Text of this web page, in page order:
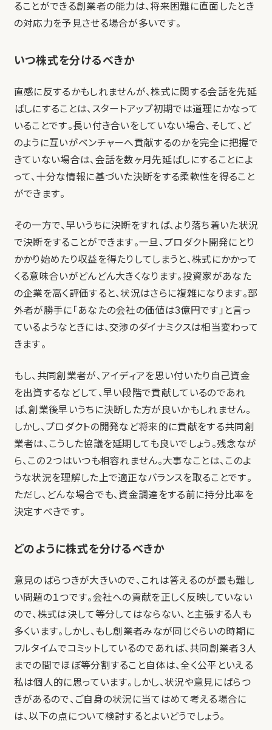
ることができる創業者の能力は、将来困難に直面したとき
の対応力を予見させる場合が多いです。
いつ株式を分けるべきか
直感に反するかもしれませんが、株式に関する会話を先延
ばしにすることは、スタートアップ初期では道理にかなって
いることです。長い付き合いをしていない場合、そして、ど
のように互いがベンチャーへ貢献するのかを完全に把握で
きていない場合は、会話を数ヶ月先延ばしにすることによ
って、十分な情報に基づいた決断をする柔軟性を得ること
ができます。
その一方で、早いうちに決断をすれば、より落ち着いた状況
で決断をすることができます。一旦、プロダクト開発にとり
かかり始めたり収益を得たりしてしまうと、株式にかかって
くる意味合いがどんどん大きくなります。投資家があなた
の企業を高く評価すると、状況はさらに複雑になります。部
外者が勝手に「あなたの会社の価値は3億円です」と言っ
ているようなときには、交渉のダイナミクスは相当変わって
きます。
もし、共同創業者が、アイディアを思い付いたり自己資金
を出資するなどして、早い段階で貢献しているのであれ
ば、創業後早いうちに決断した方が良いかもしれません。
しかし、プロダクトの開発など将来的に貢献をする共同創
業者は、こうした協議を延期しても良いでしょう。残念なが
ら、この２つはいつも相容れません。大事なことは、このよ
うな状況を理解した上で適正なバランスを取ることです。
ただし、どんな場合でも、資金調達をする前に持分比率を
決定すべきです。
どのように株式を分けるべきか
意見のばらつきが大きいので、これは答えるのが最も難し
い問題の１つです。会社への貢献を正しく反映していない
ので、株式は決して等分してはならない、と主張する人も
多くいます。しかし、もし創業者みなが同じぐらいの時期に
フルタイムでコミットしているのであれば、共同創業者３人
までの間でほぼ等分割すること自体は、全く公平といえる
私は個人的に思っています。しかし、状況や意見にばらつ
きがあるので、ご自身の状況に当てはめて考える場合に
は、以下の点について検討するとよいどうでしょう。